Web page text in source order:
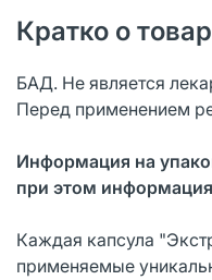
Кратко о
БАД. Не является
Перед применением
Информация на
при этом информация
Каждая капсула
применяемые